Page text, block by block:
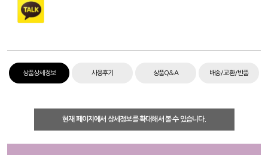
상품상세정보 사용후기 상품Q&A 배송/교환/반품
현재 페이지에서 상세정보를 확대해서 볼 수 있습니다.